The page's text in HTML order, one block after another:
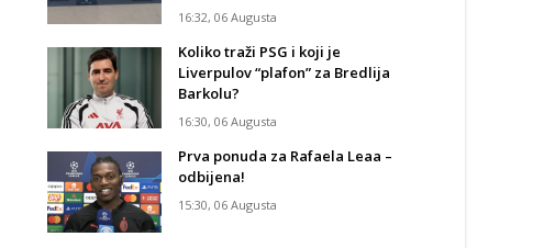
16:32, 06 Augusta
Koliko traži PSG i koji je
Liverpulov “plafon” za Bredlija
Barkolu?
16:30, 06 Augusta
Prva ponuda za Rafaela Leaa –
odbijena!
15:30, 06 Augusta